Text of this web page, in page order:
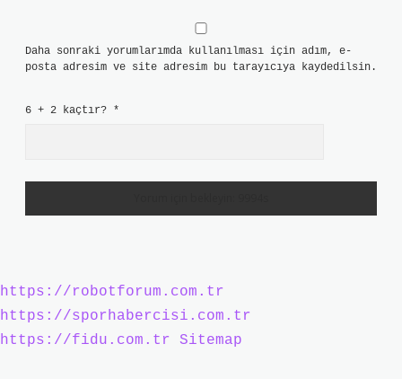
Daha sonraki yorumlarımda kullanılması için adım, e-
posta adresim ve site adresim bu tarayıcıya kaydedilsin.
6 + 2 kaçtır? *
https://robotforum.com.tr
https://sporhabercisi.com.tr
https://fidu.com.tr
Sitemap